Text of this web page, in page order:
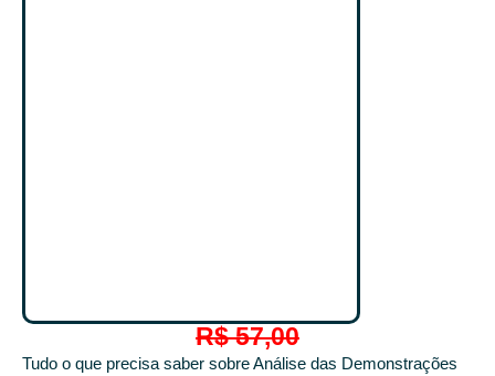
R$ 57,00
Tudo o que precisa saber sobre Análise das Demonstrações